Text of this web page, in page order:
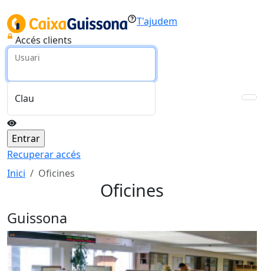
T'ajudem
Accés clients
Usuari
Clau
Recuperar accés
Inici
Oficines
Oficines
Guissona